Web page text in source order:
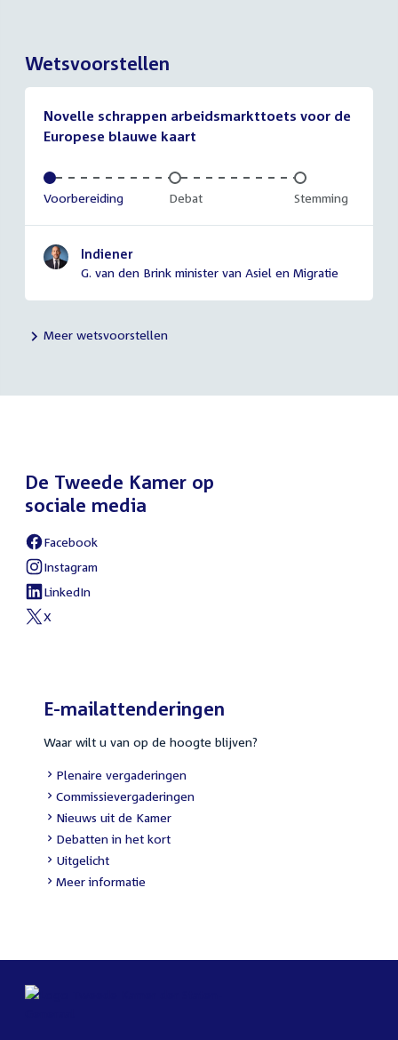
Wetsvoorstellen
Novelle schrappen arbeidsmarkttoets voor de
Europese blauwe kaart
Voltooid:
Voorbereiding Onvoltooid:
Debat Onvoltooid:
Stemming
Indiener
G. van den Brink minister van Asiel en Migratie
Meer wetsvoorstellen
De Tweede Kamer op
sociale media
Facebook
Instagram
LinkedIn
X
E-mailattenderingen
Waar wilt u van op de hoogte blijven?
Plenaire vergaderingen
Commissievergaderingen
Nieuws uit de Kamer
Debatten in het kort
Uitgelicht
Meer informatie